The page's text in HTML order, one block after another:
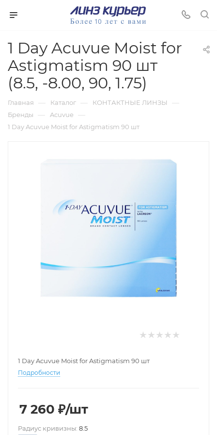
1 Day Acuvue Moist for
Astigmatism 90 шт
(8.5, -8.00, 90, 1.75)
Главная — Каталог — КОНТАКТНЫЕ ЛИНЗЫ —
Бренды — Acuvue —
1 Day Acuvue Moist for Astigmatism 90 шт
1 Day Acuvue Moist for Astigmatism 90 шт
Подробности
7 260 ₽/шт
Pадиус кривизны: 8.5